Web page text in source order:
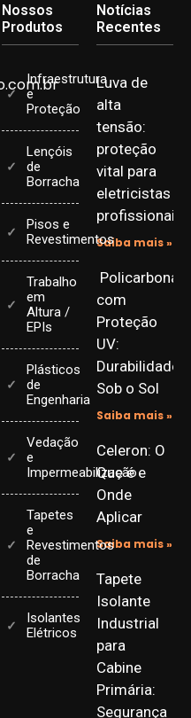
Nossos
Produtos
Infraestrutura
e
Proteção
Lençóis
de
Borracha
Pisos e
Revestimentos
Trabalho
em
Altura /
EPIs
Plásticos
de
Engenharia
Vedação
e
Impermeabilização
Tapetes
e
Revestimentos
de
Borracha
Isolantes
Elétricos
Notícias
Recentes
Luva de
alta
tensão:
proteção
vital para
eletricistas
profissionais
Saiba mais »
com
Proteção
UV:
Durabilidade
Sob o Sol
Saiba mais »
Celeron: O
Que é e
Onde
Aplicar
Saiba mais »
Tapete
Isolante
Industrial
para
Cabine
Primária:
Segurança